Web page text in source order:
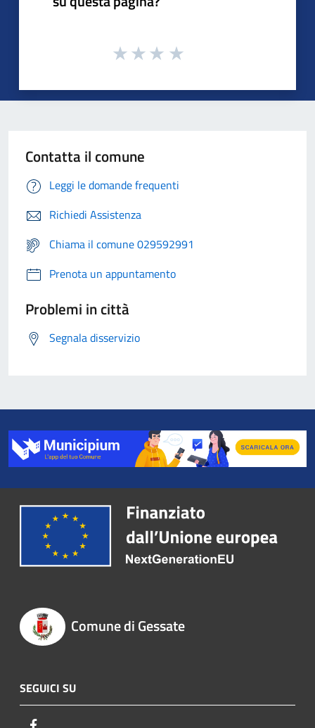
Contatta il comune
Leggi le domande frequenti
Richiedi Assistenza
Chiama il comune 029592991
Prenota un appuntamento
Problemi in città
Segnala disservizio
Comune di Gessate
SEGUICI SU